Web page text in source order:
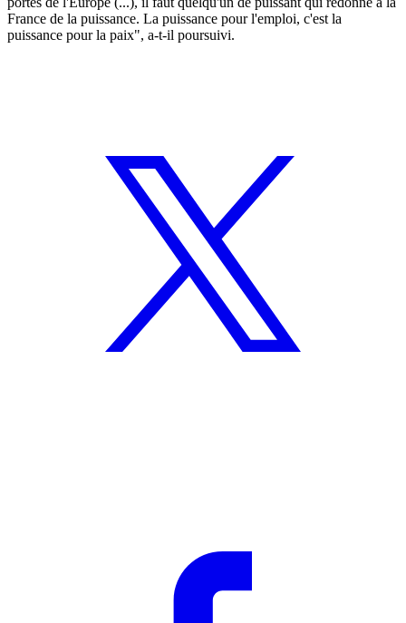
France de la puissance. La puissance pour l'emploi, c'est la
puissance pour la paix", a-t-il poursuivi.